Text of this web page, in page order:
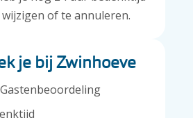
of te annuleren.
je bij Zwinhoeve